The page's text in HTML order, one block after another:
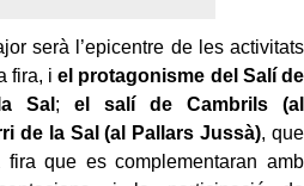
serà l’epicentre de les activitats
fira, iel protagonisme del Salí de
Sal ; el salí de Cambrils (al
de la Sal (al Pallars Jussà), que
que es complementaran amb